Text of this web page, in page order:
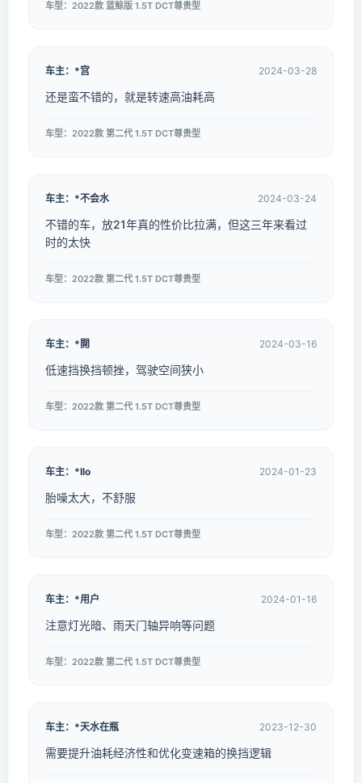
车型：2022款 蓝鲸版 1.5T DCT尊贵型
车主：*宫 2024-03-28
还是蛮不错的，就是转速高油耗高
车型：2022款 第二代 1.5T DCT尊贵型
车主：*不会水 2024-03-24
不错的车，放21年真的性价比拉满，但这三年来看过
时的太快
车型：2022款 第二代 1.5T DCT尊贵型
车主：*開 2024-03-16
低速挡换挡顿挫，驾驶空间狭小
车型：2022款 第二代 1.5T DCT尊贵型
车主：*llo 2024-01-23
胎噪太大，不舒服
车型：2022款 第二代 1.5T DCT尊贵型
车主：*用户 2024-01-16
注意灯光暗、雨天门轴异响等问题
车型：2022款 第二代 1.5T DCT尊贵型
车主：*天水在瓶 2023-12-30
需要提升油耗经济性和优化变速箱的换挡逻辑